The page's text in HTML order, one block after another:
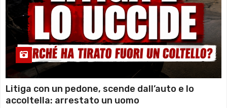
Litiga con un pedone, scende dall’auto e lo
accoltella: arrestato un uomo